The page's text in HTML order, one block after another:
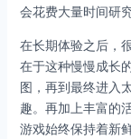
会花费大量时间研
在长期体验之后，
在于这种慢慢成长
图，再到最终进入
趣。再加上丰富的
游戏始终保持着新鲜